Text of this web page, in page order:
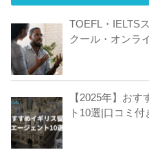
TOEFL・IELTS
クール・オンラ
【2025年】お
ト10選|口コミ付